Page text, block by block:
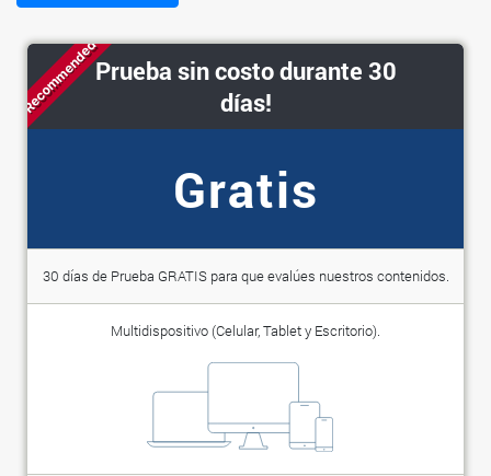
RecommendedPrueba sin costo durante 30
días!
Gratis
30 días de Prueba GRATIS para que evalúes nuestros contenidos.
Multidispositivo (Celular, Tablet y Escritorio).